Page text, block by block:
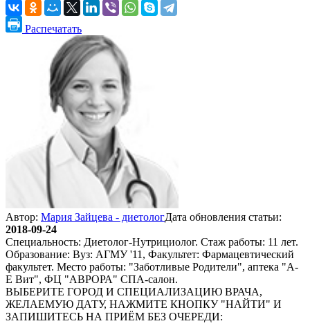
Распечатать
Автор: Мария Зайцева - диетологДата обновления статьи:
2018-09-24
Специальность: Диетолог-Нутрициолог. Стаж работы: 11 лет.
Образование: Вуз: АГМУ '11, Факультет: Фармацевтический
факультет. Место работы: "Заботливые Родители", аптека "А-
Е Вит", ФЦ "АВРОРА" СПА-салон.
ВЫБЕРИТЕ ГОРОД И СПЕЦИАЛИЗАЦИЮ ВРАЧА,
ЖЕЛАЕМУЮ ДАТУ, НАЖМИТЕ КНОПКУ "НАЙТИ" И
ЗАПИШИТЕСЬ НА ПРИЁМ БЕЗ ОЧЕРЕДИ: